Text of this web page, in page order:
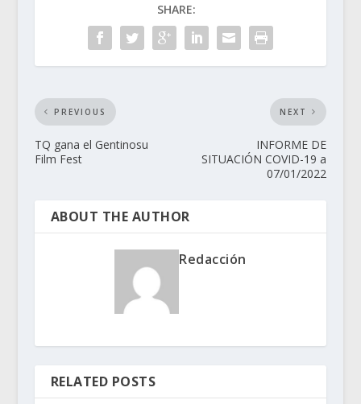
SHARE:
PREVIOUS
TQ gana el Gentinosu
Film Fest
NEXT
INFORME DE
SITUACIÓN COVID-19 a
07/01/2022
ABOUT THE AUTHOR
Redacción
RELATED POSTS